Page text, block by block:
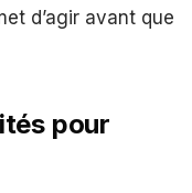
d’agir avant que
pour